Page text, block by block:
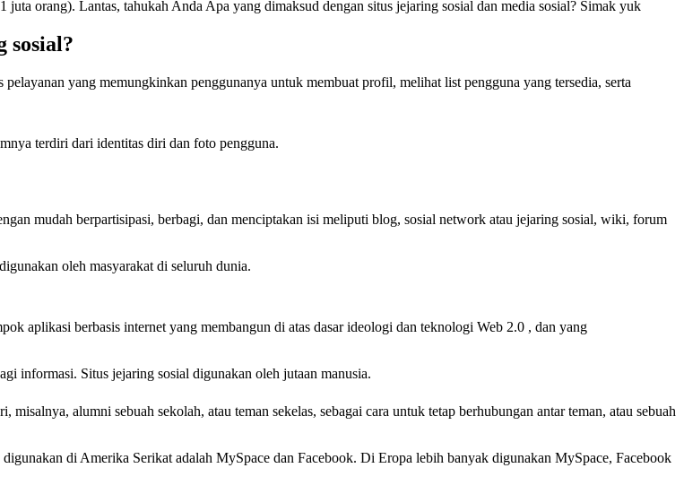
orang). Lantas, tahukah Anda Apa yang dimaksud dengan situs jejaring sosial dan media sosial? Simak yuk
sosial?
yang memungkinkan penggunanya untuk membuat profil, melihat list pengguna yang tersedia, serta
terdiri dari identitas diri dan foto pengguna.
mudah berpartisipasi, berbagi, dan menciptakan isi meliputi blog, sosial network atau jejaring sosial, wiki, forum
oleh masyarakat di seluruh dunia.
aplikasi berbasis internet yang membangun di atas dasar ideologi dan teknologi Web 2.0 , dan yang
informasi. Situs jejaring sosial digunakan oleh jutaan manusia.
alumni sebuah sekolah, atau teman sekelas, sebagai cara untuk tetap berhubungan antar teman, atau sebuah
di Amerika Serikat adalah MySpace dan Facebook. Di Eropa lebih banyak digunakan MySpace, Facebook